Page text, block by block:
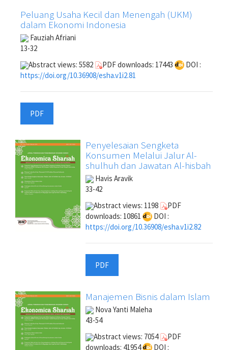
Peluang Usaha Kecil dan Menengah (UKM)
dalam Ekonomi Indonesia
Fauziah Afriani
13-32
Abstract views: 5582
PDF downloads: 17443
DOI :
https://doi.org/10.36908/esha.v1i2.81
PDF
Penyelesaian Sengketa
Konsumen Melalui Jalur Al-
shulhuh dan Jawatan Al-hisbah
Havis Aravik
33-42
Abstract views: 1198
PDF
downloads: 10861
DOI :
https://doi.org/10.36908/esha.v1i2.82
PDF
Manajemen Bisnis dalam Islam
Nova Yanti Maleha
43-54
Abstract views: 7054
PDF
downloads: 41954
DOI :